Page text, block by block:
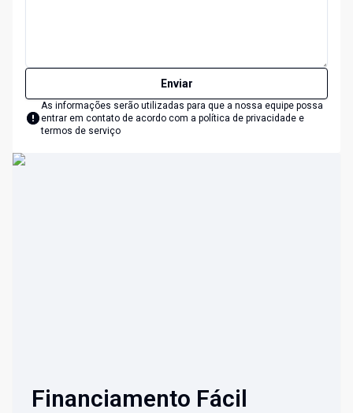
Enviar
As informações serão utilizadas para que a nossa equipe possa
entrar em contato de acordo com a política de privacidade e
termos de serviço
Financiamento Fácil